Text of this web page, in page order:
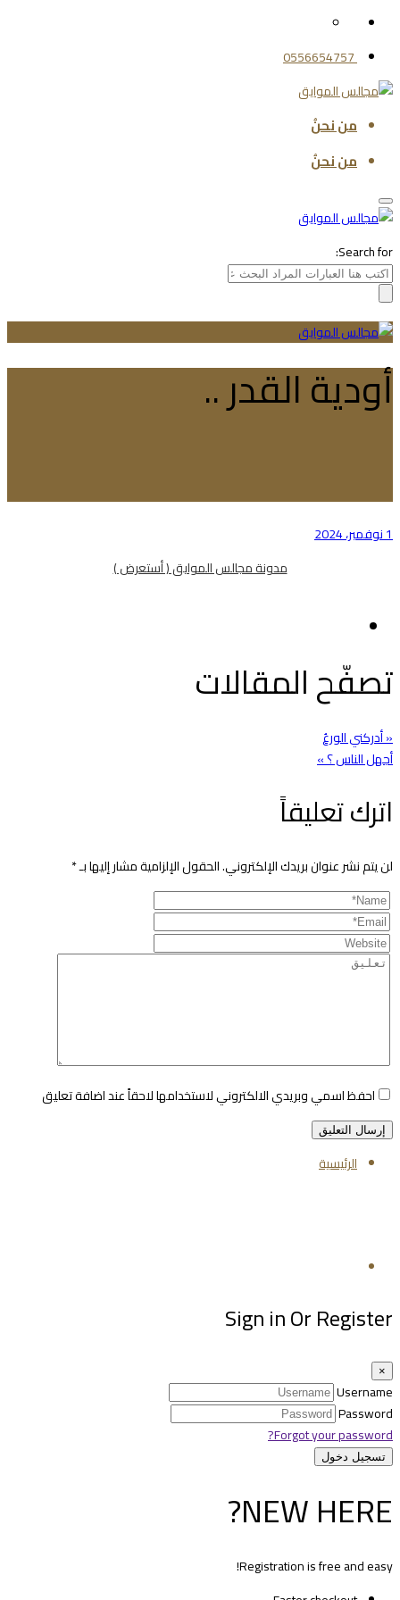
0556654757
من نحنُ
من نحنُ
Search for:
أودية القدر ..
1 نوفمبر، 2024
مدونة مجالس الموايق ( أستعرض )
تصفّح المقالات
« أدركني الورعُ
أجهل الناس ؟ »
اترك تعليقاً
لن يتم نشر عنوان بريدك الإلكتروني.الحقول الإلزامية مشار إليها بـ*
احفظ اسمي وبريدي الالكتروني لاستخدامها لاحقاً عند اضافة تعليق
الرئيسية
Sign in Or Register
×
Username
Password
Forgot your password?
NEW HERE?
Registration is free and easy!